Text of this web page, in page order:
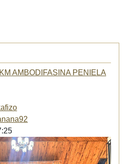
AMBODIFASINA PENIELA